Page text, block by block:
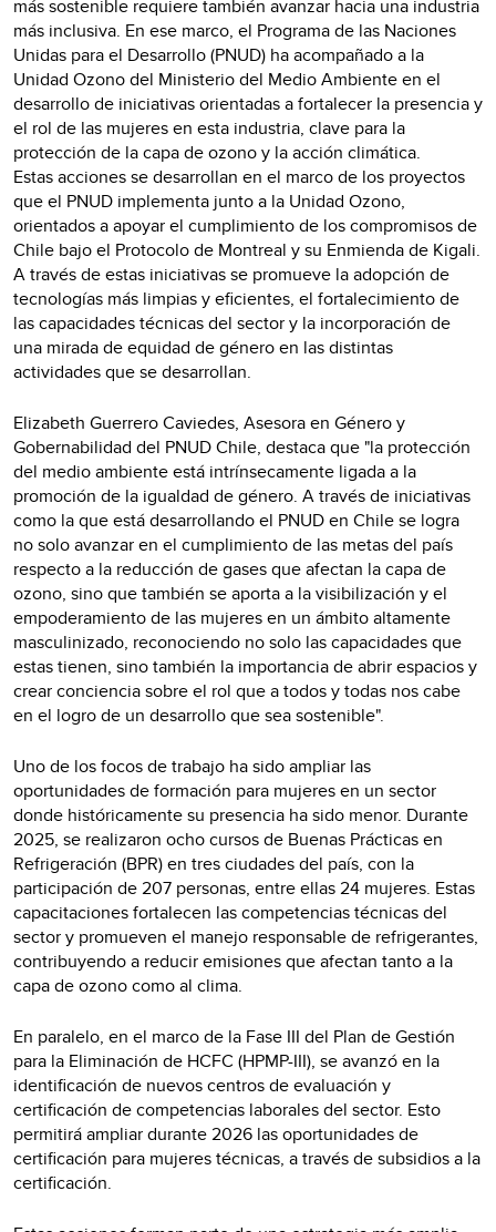
más sostenible requiere también avanzar hacia una industria
más inclusiva. En ese marco, el Programa de las Naciones
Unidas para el Desarrollo (PNUD) ha acompañado a la
Unidad Ozono del Ministerio del Medio Ambiente en el
desarrollo de iniciativas orientadas a fortalecer la presencia y
el rol de las mujeres en esta industria, clave para la
protección de la capa de ozono y la acción climática.
Estas acciones se desarrollan en el marco de los proyectos
que el PNUD implementa junto a la Unidad Ozono,
orientados a apoyar el cumplimiento de los compromisos de
Chile bajo el Protocolo de Montreal y su Enmienda de Kigali.
A través de estas iniciativas se promueve la adopción de
tecnologías más limpias y eficientes, el fortalecimiento de
las capacidades técnicas del sector y la incorporación de
una mirada de equidad de género en las distintas
actividades que se desarrollan.
Elizabeth Guerrero Caviedes, Asesora en Género y
Gobernabilidad del PNUD Chile, destaca que "la protección
del medio ambiente está intrínsecamente ligada a la
promoción de la igualdad de género. A través de iniciativas
como la que está desarrollando el PNUD en Chile se logra
no solo avanzar en el cumplimiento de las metas del país
respecto a la reducción de gases que afectan la capa de
ozono, sino que también se aporta a la visibilización y el
empoderamiento de las mujeres en un ámbito altamente
masculinizado, reconociendo no solo las capacidades que
estas tienen, sino también la importancia de abrir espacios y
crear conciencia sobre el rol que a todos y todas nos cabe
en el logro de un desarrollo que sea sostenible".
Uno de los focos de trabajo ha sido ampliar las
oportunidades de formación para mujeres en un sector
donde históricamente su presencia ha sido menor. Durante
2025, se realizaron ocho cursos de Buenas Prácticas en
Refrigeración (BPR) en tres ciudades del país, con la
participación de 207 personas, entre ellas 24 mujeres. Estas
capacitaciones fortalecen las competencias técnicas del
sector y promueven el manejo responsable de refrigerantes,
contribuyendo a reducir emisiones que afectan tanto a la
capa de ozono como al clima.
En paralelo, en el marco de la Fase III del Plan de Gestión
para la Eliminación de HCFC (HPMP-III), se avanzó en la
identificación de nuevos centros de evaluación y
certificación de competencias laborales del sector. Esto
permitirá ampliar durante 2026 las oportunidades de
certificación para mujeres técnicas, a través de subsidios a la
certificación.